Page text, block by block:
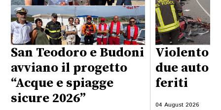
San Teodoro e Budoni
avviano il progetto
“Acque e spiagge
sicure 2026”
Violento
due auto
feriti
04 August 2026